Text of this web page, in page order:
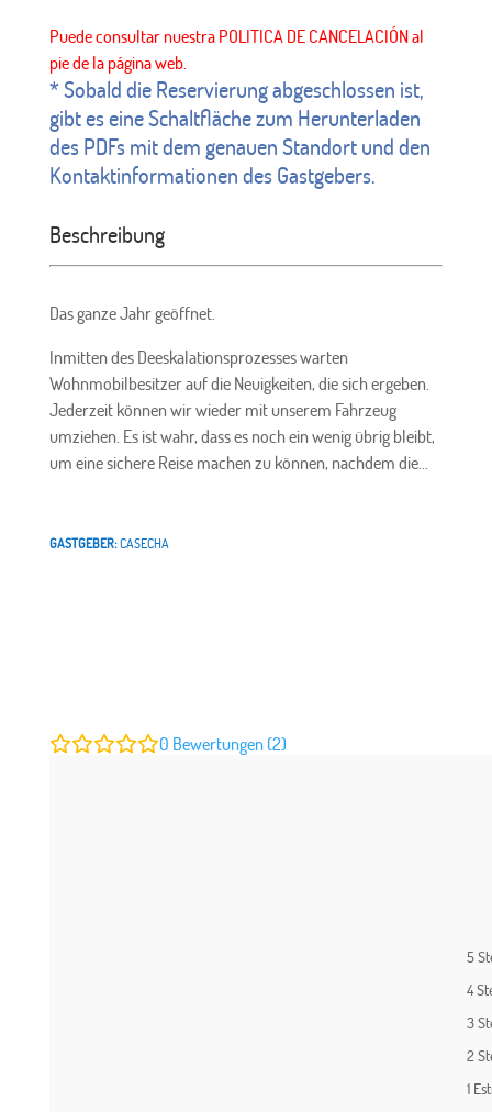
* Sobald die Reservierung abgeschlossen ist,
gibt es eine Schaltfläche zum Herunterladen
des PDFs mit dem genauen Standort und den
Kontaktinformationen des Gastgebers.
Beschreibung
Das ganze Jahr geöffnet.
Inmitten des Deeskalationsprozesses warten
Wohnmobilbesitzer auf die Neuigkeiten, die sich ergeben.
Jederzeit können wir wieder mit unserem Fahrzeug
umziehen. Es ist wahr, dass es noch ein wenig übrig bleibt,
um eine sichere Reise machen zu können, nachdem die...
GASTGEBER:CASECHA
0 Bewertungen (2)
5
4
3
2
1